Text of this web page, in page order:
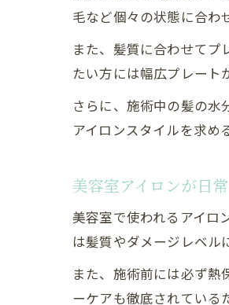
毛など個々の状態に合わ
また、髪質に合わせて
たい方には幅広プレート
さらに、施術中の髪の水
アイロンスタイルを求め
美容室アイロンが日
美容室で使われるアイロ
は髪質やダメージレベル
また、施術前には必ず
ーケアも徹底されている